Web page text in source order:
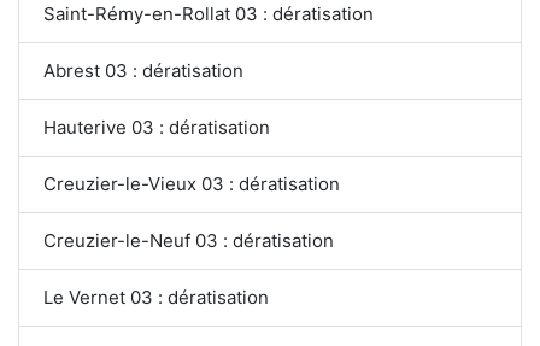
Saint-Rémy-en-Rollat 03 : dératisation
Abrest 03 : dératisation
Hauterive 03 : dératisation
Creuzier-le-Vieux 03 : dératisation
Creuzier-le-Neuf 03 : dératisation
Le Vernet 03 : dératisation